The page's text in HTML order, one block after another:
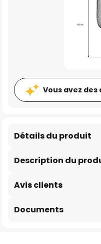
Vous avez
Description du
Détails du produit
Avis clients
Documents